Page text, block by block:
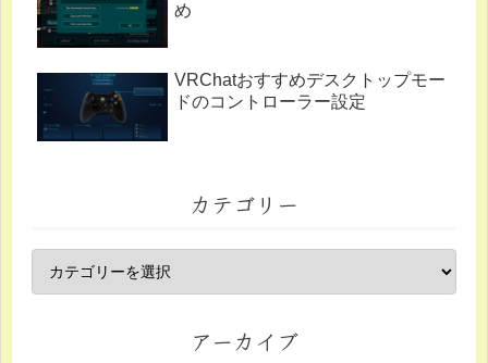
め
VRChatおすすめデスクトップモー
ドのコントローラー設定
カテゴリー
アーカイブ